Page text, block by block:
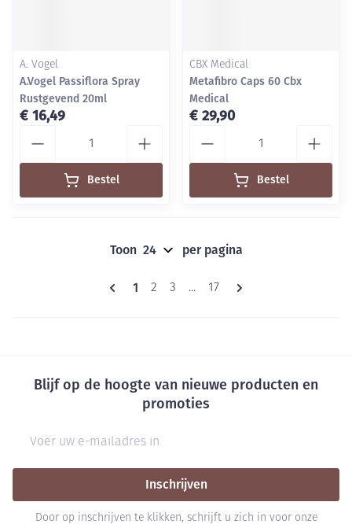
A. Vogel
A.Vogel Passiflora Spray
Rustgevend 20ml
€ 16,49
Bestel
CBX Medical
Metafibro Caps 60 Cbx
Medical
€ 29,90
Bestel
Pagina's
U lees momenteel pagina
1 Pagina
2 Pagina
3 ... Pagina
17
Toon per pagina
Blijf op de hoogte van nieuwe producten en
promoties
Inschrijven
Door op inschrijven te klikken, schrijft u zich in voor onze